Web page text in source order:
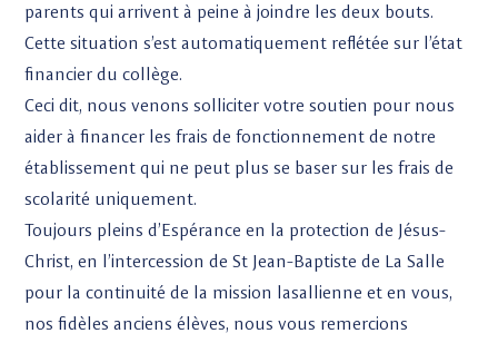
parents qui arrivent à peine à joindre les deux bouts.
Cette situation s’est automatiquement reflétée sur l’état
financier du collège.
Ceci dit, nous venons solliciter votre soutien pour nous
aider à financer les frais de fonctionnement de notre
établissement qui ne peut plus se baser sur les frais de
scolarité uniquement.
Toujours pleins d’Espérance en la protection de Jésus-
Christ, en l’intercession de St Jean-Baptiste de La Salle
pour la continuité de la mission lasallienne et en vous,
nos fidèles anciens élèves, nous vous remercions